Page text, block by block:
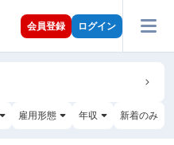
会員登録 ログイン
雇用形態 年収 新着のみ